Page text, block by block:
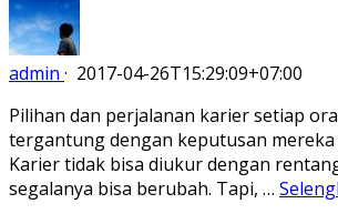
admin · 2017-04-26T15:29:09+07:00
Pilihan dan perjalanan karier setiap
tergantung dengan keputusan mereka
Karier tidak bisa diukur dengan
segalanya bisa berubah. Tapi, …